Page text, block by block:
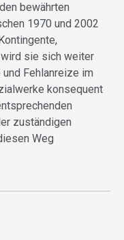
bewährten
1970 und 2002
wird sie sich weiter
Fehlanreize im
konsequent
zuständigen
Weg